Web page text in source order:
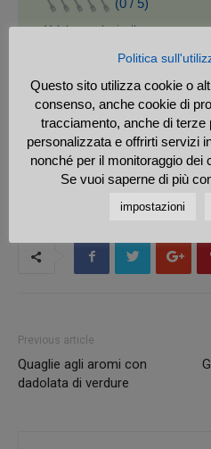
(0 / 5)
Valuta questa ricetta
hanno votato
Previous article
Quaglie agli aromi con
dadolata di verdure
Politica
Questo sito utilizza cookie o
consenso, anche cookie di
tracciamento, anche di terze
personalizzata e offrirti servizi
nonché per il monitoraggio dei
Se vuoi saperne di più
impostazioni